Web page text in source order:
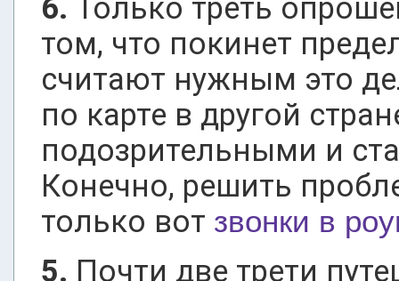
6. Только треть
том, что покинет
считают нужным это
по карте в другой
подозрительными и
Конечно, решить
только вот звонки в
5. Почти две трети